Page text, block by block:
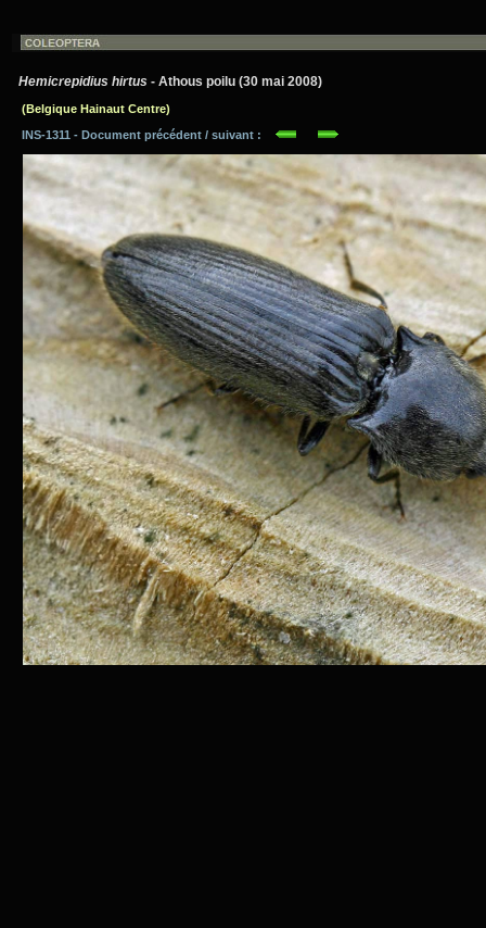
Hemicrepidius hirtus - Athous poilu (30 mai 2008)
(Belgique Hainaut Centre)
INS-1311 - Document précédent / suivant :